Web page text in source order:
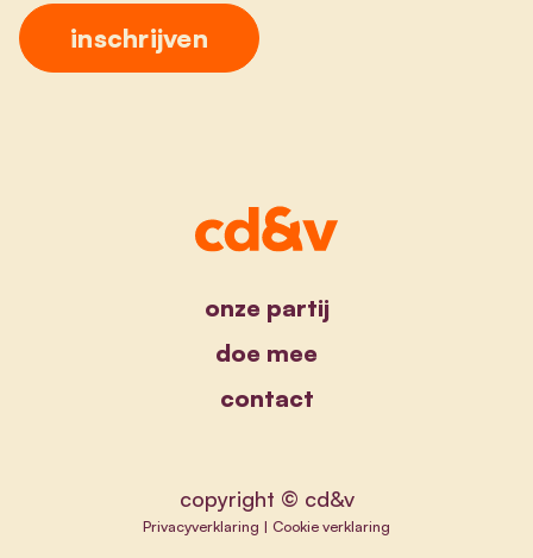
onze partij
doe mee
contact
copyright © cd&v
Privacyverklaring | Cookie verklaring